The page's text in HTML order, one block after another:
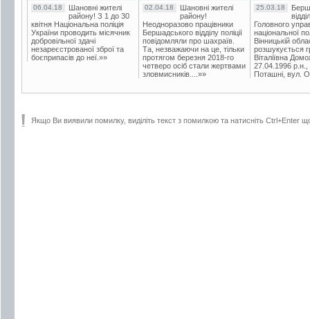
06.04.18
Шановні жителі
району! З 1 до 30
квітня Національна поліція
України проводить місячник
добровільної здачі
незареєстрованої зброї та
боєприпасів до неї.»»
02.04.18
Шановні жителі
району!
Неодноразово працівники
Бершадського відділу поліції
повідомляли про шахраїв.
Та, незважаючи на це, тільки
протягом березня 2018-го
четверо осіб стали жертвами
зловмисників....»»
25.03.18
Головного
національної
Вінницькій
розшукується
Віталіївна
27.04.1996 р.н.,
Поташні, вул.
Якщо Ви виявили помилку, виділіть текст з помилкою та натисніть Ctrl+Enter